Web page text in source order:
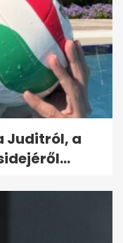
Juditról, a